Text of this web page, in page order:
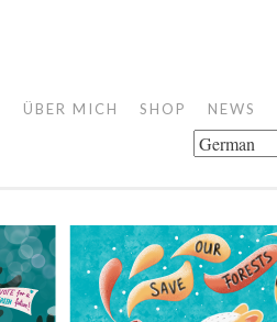
ÜBER MICH SHOP NEWS